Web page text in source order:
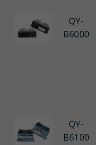
QY-
B6000
QY-
B6100